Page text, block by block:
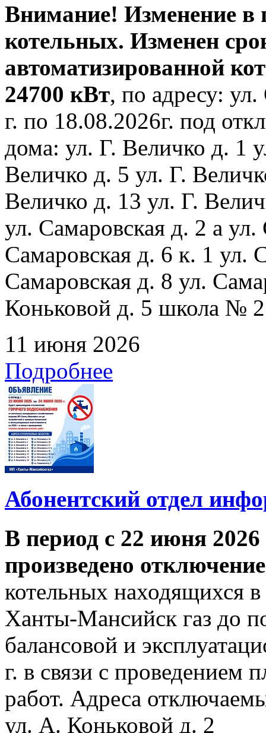
Внимание! Изменение в
котельных. Изменен
автоматизированной
24700 кВт, по адресу:
г. по 18.08.2026г. под
дома: ул. Г. Величко д. 1
Величко д. 5 ул. Г.
Величко д. 13 ул. Г.
ул. Самаровская д. 2 а
Самаровская д. 6 к. 1 ул.
Самаровская д. 8 ул.
Коньковой д. 5 школа №
11 июня 2026
Подробнее
Абонентский отдел
В период с 22 июня 2026
произведено
котельных находящихся
Ханты-Мансийск газ до
балансовой и
г. в связи с проведением
работ. Адреса
ул. А. Коньковой д. 2